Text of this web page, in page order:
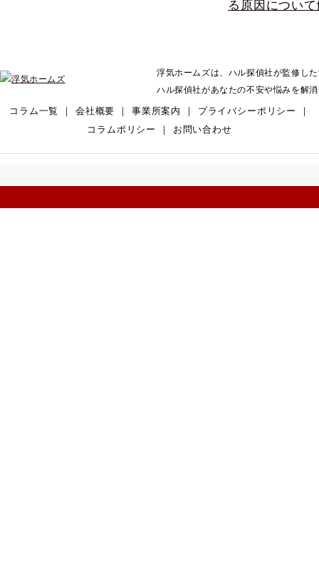
る原因につい
浮気ホームズは、ハル探偵社が監修し
ハル探偵社があなたの不安や悩みを解
コラム一覧 ｜ 会社概要 ｜ 事業所案内 ｜ プライバシーポリシー
｜
コラムポリシー
｜ お問い合わせ